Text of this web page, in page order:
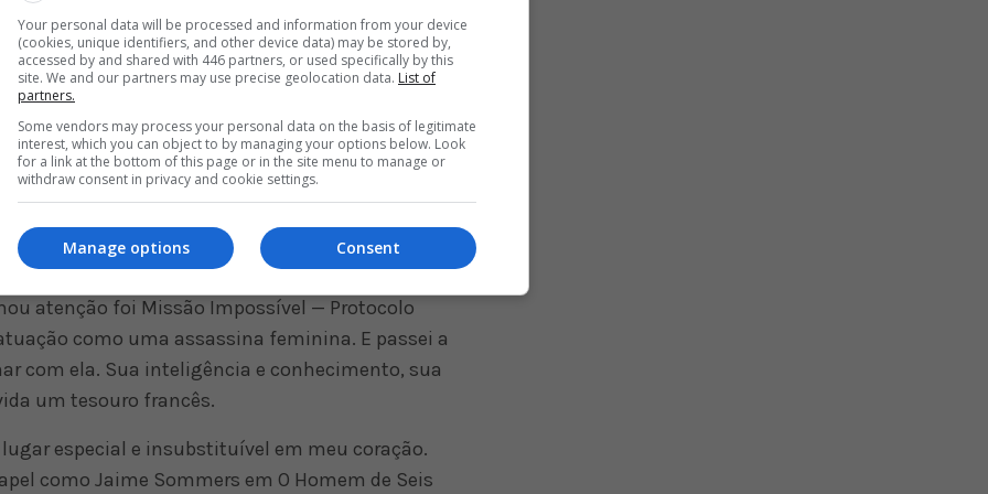
muito bem a jogabilidade real. Alguns
Sam é diferente de todos os heróis que você
geralmente é de alguma elite, ou possui
tem nada disso. Ele é um trabalhador — um
habilidades típicas de um operário. Isso é algo
ao jogar o jogo e controlar Sam. E aqui está
de jogar e um herói que nunca foi feito antes.
Duas deusas, Lindsay Wagner e Léa Seydoux.
francesa de apelo global. Já vi muitos de seus
atenção foi Missão Impossível — Protocolo
como uma assassina feminina. E passei a
com ela. Sua inteligência e conhecimento, sua
um tesouro francês.
especial e insubstituível em meu coração.
como Jaime Sommers em O Homem de Seis
Your personal data will be processed and information from your device
(cookies, unique identifiers, and other device data) may be stored by,
accessed by and shared with 446 partners, or used specifically by this
site. We and our partners may use precise geolocation data. List of
partners.
Some vendors may process your personal data on the basis of legitimate
interest, which you can object to by managing your options below. Look
for a link at the bottom of this page or in the site menu to manage or
withdraw consent in privacy and cookie settings.
Consent
Manage options